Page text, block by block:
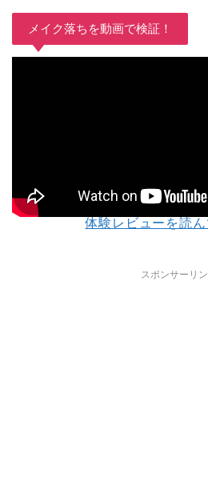
メイク落ちを動画で検証！
体験レビューを読ん
スポンサーリ